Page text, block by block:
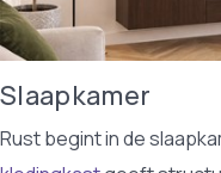
Slaapkamer
Rust begint in de